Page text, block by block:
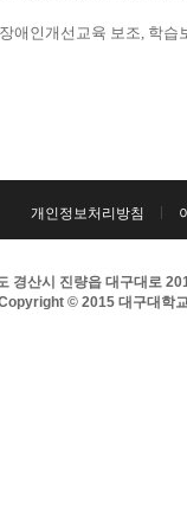
애인개선교육 보조, 학
개인정보처리방침
경산시 진량읍 대구대로
© 2015 대구대학